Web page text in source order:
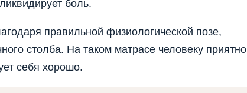
боль.
правильной физиологической позе,
столба. На таком матрасе человеку приятно
себя хорошо.